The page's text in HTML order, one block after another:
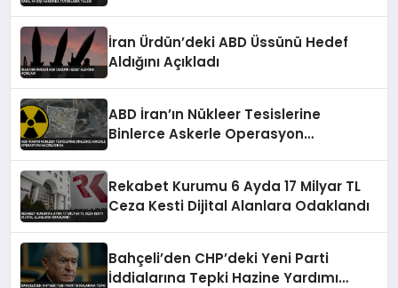
İran Ürdün’deki ABD Üssünü Hedef
Aldığını Açıkladı
ABD İran’ın Nükleer Tesislerine
Binlerce Askerle Operasyon
Rekabet Kurumu 6 Ayda 17 Milyar TL
Ceza Kesti Dijital Alanlara Odaklandı
Bahçeli’den CHP’deki Yeni Parti
İddialarına Tepki Hazine Yardımı